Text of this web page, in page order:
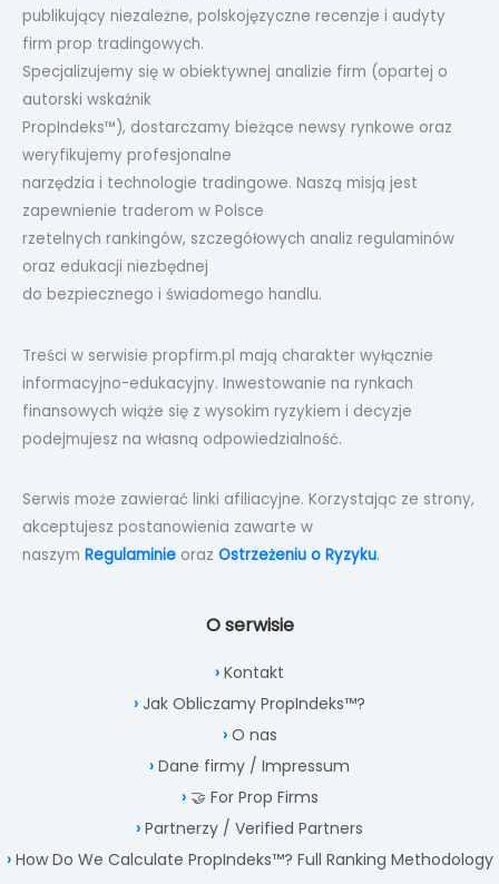
publikujący niezależne, polskojęzyczne recenzje i audyty
firm prop tradingowych.
Specjalizujemy się w obiektywnej analizie firm (opartej o
autorski wskaźnik
PropIndeks™), dostarczamy bieżące newsy rynkowe oraz
weryfikujemy profesjonalne
narzędzia i technologie tradingowe. Naszą misją jest
zapewnienie traderom w Polsce
rzetelnych rankingów, szczegółowych analiz regulaminów
oraz edukacji niezbędnej
do bezpiecznego i świadomego handlu.
Treści w serwisie propfirm.pl mają charakter wyłącznie
informacyjno-edukacyjny. Inwestowanie na rynkach
finansowych wiąże się z wysokim ryzykiem i decyzje
podejmujesz na własną odpowiedzialność.
Serwis może zawierać linki afiliacyjne. Korzystając ze strony,
akceptujesz postanowienia zawarte w
naszym Regulaminie oraz Ostrzeżeniu o Ryzyku.
O serwisie
Kontakt
Jak Obliczamy PropIndeks™?
O nas
Dane firmy / Impressum
🤝 For Prop Firms
Partnerzy / Verified Partners
How Do We Calculate PropIndeks™? Full Ranking Methodology